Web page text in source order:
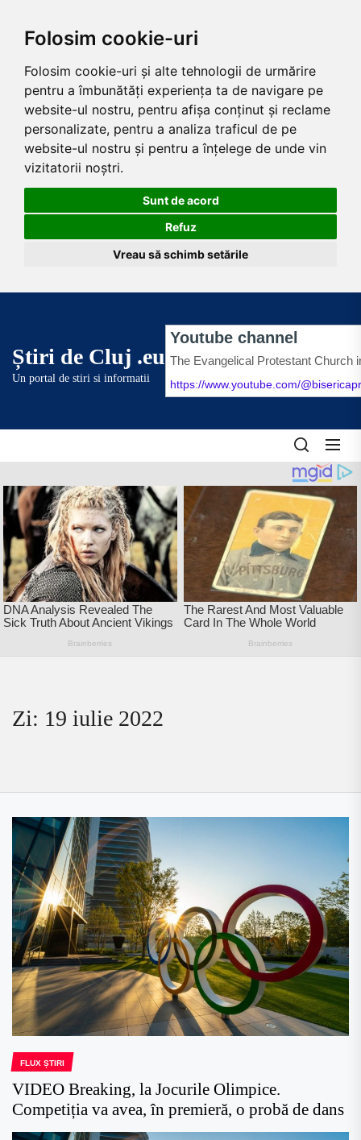
Folosim cookie-uri
Folosim cookie-uri și alte tehnologii de urmărire
pentru a îmbunătăți experiența ta de navigare pe
website-ul nostru, pentru afișa conținut și reclame
personalizate, pentru a analiza traficul de pe
website-ul nostru și pentru a înțelege de unde vin
vizitatorii noștri.
Sunt de acord
Refuz
Vreau să schimb setările
content
Știri de Cluj .eu
Un portal de stiri si informatii
Zi: 19 iulie 2022
FLUX ȘTIRI
VIDEO Breaking, la Jocurile Olimpice.
Competiția va avea, în premieră, o probă de dans